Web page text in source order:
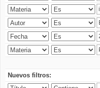
Nuevos filtros: